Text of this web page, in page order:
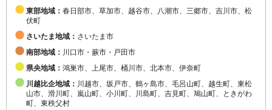
東部地域： 春日部市、草加市、越谷市、八潮市、三郷市、吉川市、松
伏町
さいたま地域： さいたま市
南部地域： 川口市・蕨市・戸田市
県央地域： 鴻巣市、上尾市、桶川市、北本市、伊奈町
川越比企地域： 川越市、坂戸市、鶴ヶ島市、毛呂山町、越生町、東松
山市、滑川町、嵐山町、小川町、川島町、吉見町、鳩山町、ときがわ
町、東秩父村